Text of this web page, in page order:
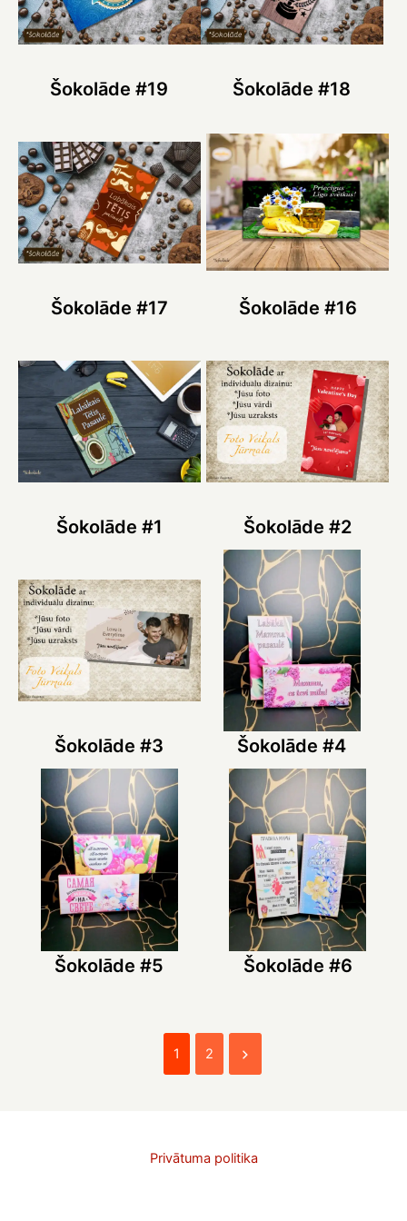
Šokolāde #19 Šokolāde #18
Šokolāde #17 Šokolāde #16
Šokolāde #1 Šokolāde #2
Šokolāde #3 Šokolāde #4
Šokolāde #5 Šokolāde #6
1 2
Privātuma politika